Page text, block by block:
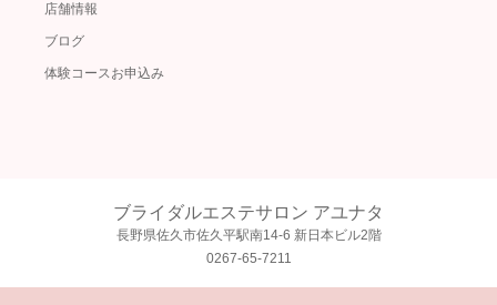
店舗情報
ブログ
体験コースお申込み
ブライダルエステサロン アユナタ
長野県佐久市佐久平駅南14-6 新日本ビル2階
0267-65-7211